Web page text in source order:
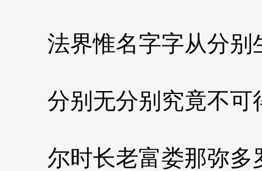
法界惟名字字从分别
分别无分别究竟不可
尔时长老富娄那弥多